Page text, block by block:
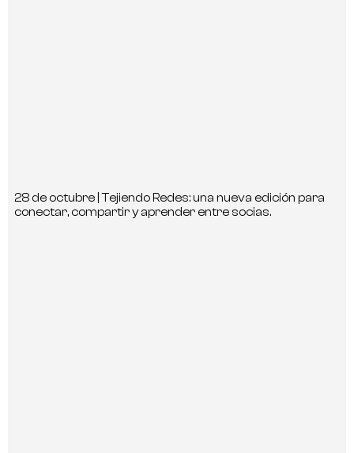
28 de octubre | Tejiendo Redes: una nueva edición para
conectar, compartir y aprender entre socias.